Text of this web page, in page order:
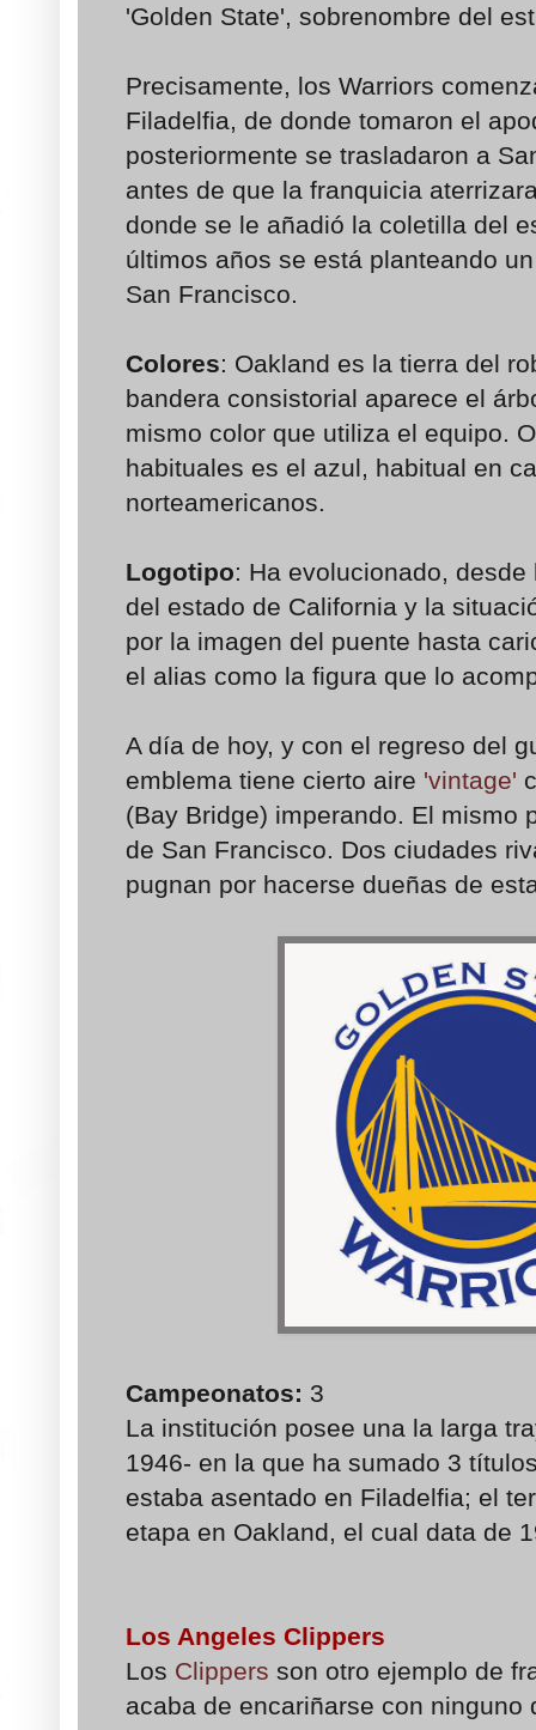
'Golden State', sobrenombre del
Precisamente, los Warriors
Filadelfia, de donde tomaron el
posteriormente se trasladaron a
antes de que la franquicia
donde se le añadió la coletilla del
últimos años se está planteando
San Francisco.
Colores: Oakland es la tierra del
bandera consistorial aparece el
mismo color que utiliza el equipo.
habituales es el azul, habitual en
norteamericanos.
Logotipo: Ha evolucionado,
del estado de California y la
por la imagen del puente hasta
el alias como la figura que lo
A día de hoy, y con el regreso del
emblema tiene cierto aire 'vintage'
(Bay Bridge) imperando. El mismo
de San Francisco. Dos ciudades
pugnan por hacerse dueñas de
Campeonatos: 3
La institución posee una la larga
1946- en la que ha sumado 3
estaba asentado en Filadelfia; el
etapa en Oakland, el cual data de
Los Angeles Clippers
Los Clippers son otro ejemplo de
acaba de encariñarse con ninguno